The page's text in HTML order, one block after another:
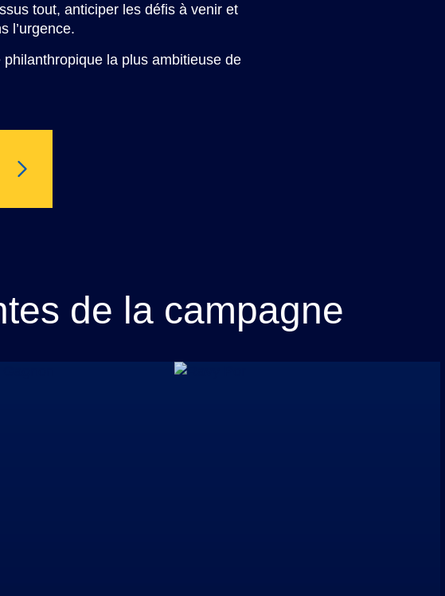
tout, anticiper les défis à venir et
l’urgence.
philanthropique la plus ambitieuse de
de la campagne